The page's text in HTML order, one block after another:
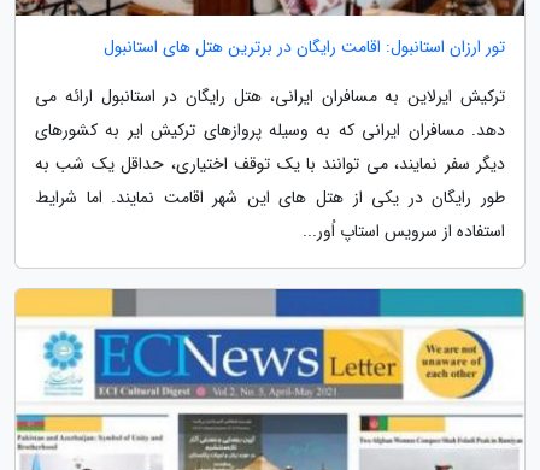
تور ارزان استانبول: اقامت رایگان در برترین هتل های استانبول
ترکیش ایرلاین به مسافران ایرانی، هتل رایگان در استانبول ارائه می
دهد. مسافران ایرانی که به وسیله پروازهای ترکیش ایر به کشورهای
دیگر سفر نمایند، می توانند با یک توقف اختیاری، حداقل یک شب به
طور رایگان در یکی از هتل های این شهر اقامت نمایند. اما شرایط
استفاده از سرویس استاپ اُور...